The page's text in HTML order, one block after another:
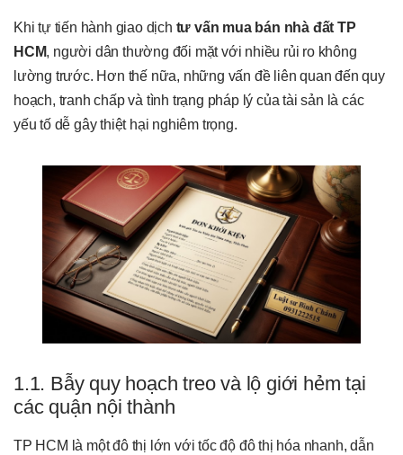
Khi tự tiến hành giao dịch tư vấn mua bán nhà đất TP
HCM, người dân thường đối mặt với nhiều rủi ro không
lường trước. Hơn thế nữa, những vấn đề liên quan đến quy
hoạch, tranh chấp và tình trạng pháp lý của tài sản là các
yếu tố dễ gây thiệt hại nghiêm trọng.
1.1. Bẫy quy hoạch treo và lộ giới hẻm tại
các quận nội thành
TP HCM là một đô thị lớn với tốc độ đô thị hóa nhanh, dẫn